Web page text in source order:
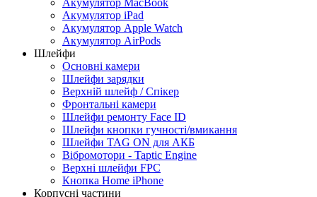
Акумулятор iPad
Акумулятор Apple Watch
Акумулятор AirPods
Шлейфи
Основні камери
Шлейфи зарядки
Верхній шлейф / Спікер
Фронтальні камери
Шлейфи ремонту Face ID
Шлейфи кнопки гучності/вмикання
Шлейфи TAG ON для АКБ
Вібромотори - Taptic Engine
Верхні шлейфи FPC
Кнопка Home iPhone
Корпусні частини